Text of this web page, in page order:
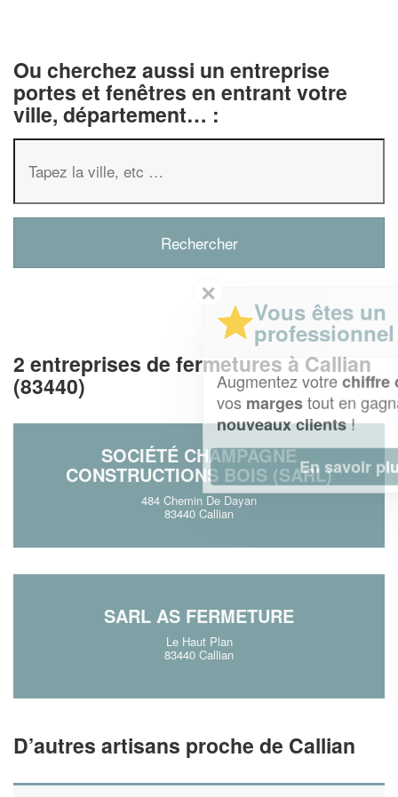
Ou cherchez aussi un entreprise
portes et fenêtres en entrant votre
ville, département… :
2 entreprises de fermetures à Callian
(83440)
SOCIÉTÉ CHAMPAGNE
CONSTRUCTIONS BOIS (SARL)
484 Chemin De Dayan
83440 Callian
SARL AS FERMETURE
Le Haut Plan
83440 Callian
D’autres artisans proche de Callian
Vous êtes un
professionnel ?
Augmentez votrechiffre d'affaireset
tout en gagnant de
nouveaux clients!
En savoir plus